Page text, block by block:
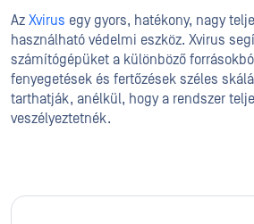
Az Xvirus egy gyors, hatékony, nagy
használható védelmi eszköz. Xvirus
számítógépüket a különböző
fenyegetések és fertőzések széles
tarthatják, anélkül, hogy a rendszer
veszélyeztetnék.